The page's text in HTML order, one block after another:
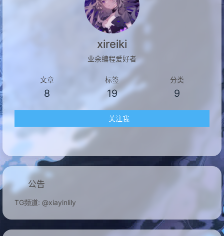
xireiki
业余编程爱好者
文章
8
标签
19
分类
9
关注我
公告
TG频道: @xiayinlily